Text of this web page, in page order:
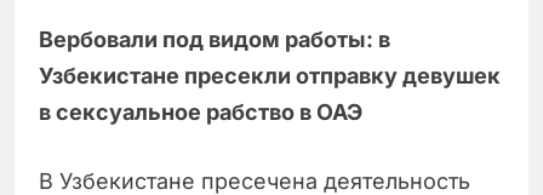
Вербовали под видом работы: в
Узбекистане пресекли отправку девушек
в сексуальное рабство в ОАЭ
В Узбекистане пресечена деятельность